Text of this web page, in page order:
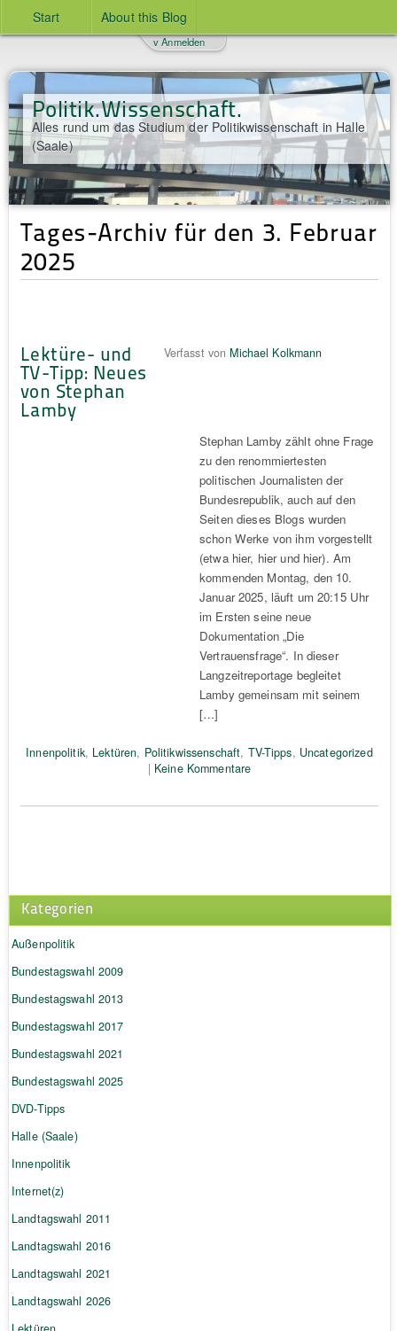
Start About this Blog
Politik.Wissenschaft.
Alles rund um das Studium der Politikwissenschaft in Halle
(Saale)
v Anmelden
Tages-Archiv für den 3. Februar
2025
Lektüre- und
TV-Tipp: Neues
von Stephan
Lamby
Verfasst von Michael Kolkmann
Stephan Lamby zählt ohne Frage
zu den renommiertesten
politischen Journalisten der
Bundesrepublik, auch auf den
Seiten dieses Blogs wurden
schon Werke von ihm vorgestellt
(etwa hier, hier und hier). Am
kommenden Montag, den 10.
Januar 2025, läuft um 20:15 Uhr
im Ersten seine neue
Dokumentation „Die
Vertrauensfrage“. In dieser
Langzeitreportage begleitet
Lamby gemeinsam mit seinem
[…]
Innenpolitik, Lektüren, Politikwissenschaft, TV-Tipps, Uncategorized
| Keine Kommentare
Kategorien
Außenpolitik
Bundestagswahl 2009
Bundestagswahl 2013
Bundestagswahl 2017
Bundestagswahl 2021
Bundestagswahl 2025
DVD-Tipps
Halle (Saale)
Innenpolitik
Internet(z)
Landtagswahl 2011
Landtagswahl 2016
Landtagswahl 2021
Landtagswahl 2026